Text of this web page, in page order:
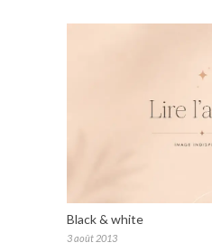
Black & white
3 août 2013